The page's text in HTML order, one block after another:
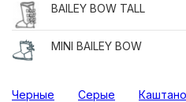
BAILEY BOW TALL
MINI BAILEY BOW
Черные Серые